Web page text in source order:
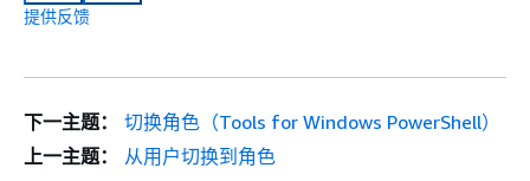
提供反馈
下一主题：
切换角色（Tools for Windows PowerShell）
上一主题：
从用户切换到角色